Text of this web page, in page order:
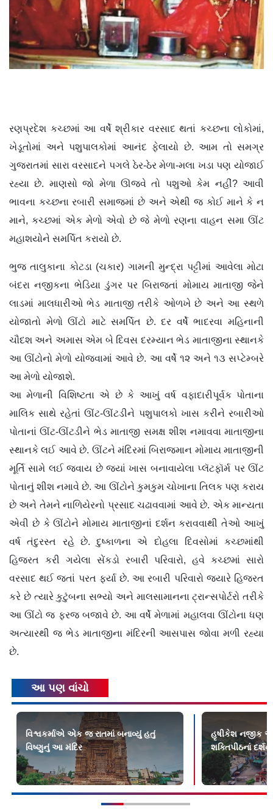
રણપ્રદેશ કચ્છમાં આ વર્ષે શ્રીકાર વરસાદ થતાં કચ્છના લોકોમાં,
ખેડૂતોમાં અને પશુપાલકોમાં આનંદ ફેલાયો છે. આમ તો સમગ્ર
ગુજરાતમાં સારા વરસાદને પગલે ઠેર-ઠેર મેળા-મલા ખડા પણ યોજાઈ
રહ્યા છે. માણસો જો મેળા ઊજવે તો પશુઓ કેમ નહીં? આવી
ભાવના કચ્છના રબારી સમાજમાં છે અને એથી જ કોઈ માને કે ન
માને, કચ્છમાં એક મેળો એવો છે જે મેળો રણના વાહન સમા ઊંટ
મહાશયોને સમર્પિત કરાયો છે.
ભુજ તાલુકાના કોટડા (ચકાર) ગામની મુન્દ્રા પટ્ટીમાં આવેલા મોટા
બંદરા નજીકના ભેડિયા ડુંગર પર બિરાજતાં મોમાય માતાજી જેને
લાડમાં માલધારીઓ ભેડ માતાજી તરીકે ઓળખે છે અને આ સ્થળે
યોજાતો મેળો ઊંટો માટે સમર્પિત છે. દર વર્ષે ભાદરવા મહિનાની
ચૌદશ અને અમાસ એમ બે દિવસ દરમ્યાન ભેડ માતાજીના સ્થાનકે
આ ઊંટોનો મેળો યોજવામાં આવે છે. આ વર્ષે ૧૨ અને ૧૩ સપ્ટેમ્બરે
આ મેળો યોજાશે.
આ મેળાની વિશિષ્ટતા એ છે કે આખું વર્ષ વફાદારીપૂર્વક પોતાના
માલિક સાથે રહેતાં ઊંટ-ઊંટડીને પશુપાલકો ખાસ કરીને રબારીઓ
પોતાનાં ઊંટ-ઊંટડીને ભેડ માતાજી સમક્ષ શીશ નમાવવા માતાજીના
સ્થાનકે લઈ આવે છે. ઊંટને મંદિરમાં બિરાજમાન મોમાય માતાજીની
મૂર્તિ સામે લઈ જવાય છે જ્યાં ખાસ બનાવાયેલા પ્લૅટફૉર્મ પર ઊંટ
પોતાનું શીશ નમાવે છે. આ ઊંટોને કુમકુમ ચોખાના તિલક પણ કરાય
છે અને તેમને નાળિયેરનો પ્રસાદ ચઢાવવામાં આવે છે. એક માન્યતા
એવી છે કે ઊંટોને મોમાય માતાજીનાં દર્શન કરાવવાથી તેઓ આખું
વર્ષ તંદુરસ્ત રહે છે. દુષ્કાળના એ દોહલા દિવસોમાં કચ્છમાંથી
હિજરત કરી ગયેલા સેંકડો રબારી પરિવારો, હવે કચ્છમાં સારો
વરસાદ થઈ જતાં પરત ફર્યા છે. આ રબારી પરિવારો જ્યારે હિજરત
કરે છે ત્યારે કુટુંબના સભ્યો અને માલસામાનના ટ્રાન્સપોર્ટરો તરીકે
આ ઊંટો જ ફરજ બજાવે છે. આ વર્ષે મેળામાં મહાલવા ઊંટોના ધણ
અત્યારથી જ ભેડ માતાજીના મંદિરની આસપાસ જોવા મળી રહ્યા
છે.
આ પણ વાંચો
વિશ્વકર્માએ એક જ રાતમાં બનાવ્યું હતું
વિષ્ણુનું આ મંદિર
હૃષીકેશ નજીક
શક્તિપીઠનાં